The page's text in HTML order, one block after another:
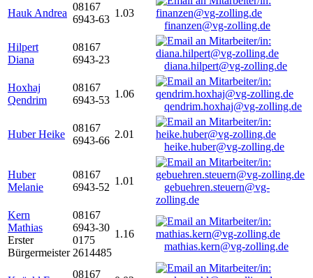
Hauk Andrea
08167
6943-63
1.03
finanzen@vg-zolling.de
Hilpert
Diana
08167
6943-23
diana.hilpert@vg-zolling.de
Hoxhaj
Qendrim
08167
6943-53
1.06
qendrim.hoxhaj@vg-zolling.de
Huber Heike
08167
6943-66
2.01
heike.huber@vg-zolling.de
Huber
Melanie
08167
6943-52
1.01
gebuehren.steuern@vg-
zolling.de
Kern
Mathias
Erster
Bürgermeister
08167
6943-30
0175
2614485
1.16
mathias.kern@vg-zolling.de
08167